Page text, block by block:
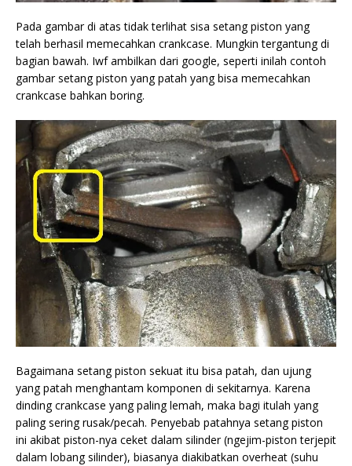
Pada gambar di atas tidak terlihat sisa setang piston yang
telah berhasil memecahkan crankcase. Mungkin tergantung di
bagian bawah. Iwf ambilkan dari google, seperti inilah contoh
gambar setang piston yang patah yang bisa memecahkan
crankcase bahkan boring.
Bagaimana setang piston sekuat itu bisa patah, dan ujung
yang patah menghantam komponen di sekitarnya. Karena
dinding crankcase yang paling lemah, maka bagi itulah yang
paling sering rusak/pecah. Penyebab patahnya setang piston
ini akibat piston-nya ceket dalam silinder (ngejim-piston terjepit
dalam lobang silinder), biasanya diakibatkan overheat (suhu